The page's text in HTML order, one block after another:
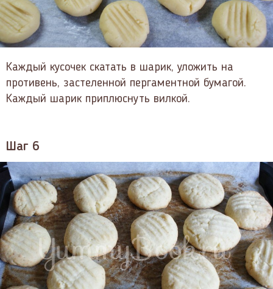
Каждый кусочек скатать в шарик, уложить на
противень, застеленной пергаментной бумагой.
Каждый шарик приплюснуть вилкой.
Шаг 6